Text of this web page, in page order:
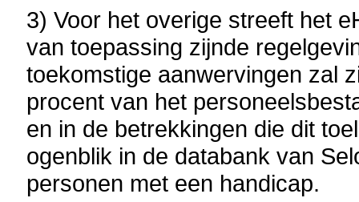
3)Voor het overige streeft het
van toepassing zijnde
toekomstige aanwervingen zal
procent van het
en in de betrekkingen die dit
ogenblik in de databank van
personen met een handicap.